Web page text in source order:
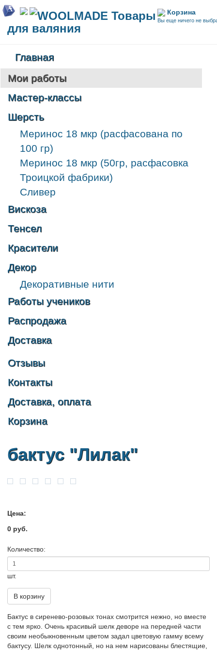
Корзина
Вы еще ничего не
WOOLMADE Товары
для валяния
Главная
Мои работы
Мастер-классы
Шерсть
Меринос 18 мкр (расфасована по
100 гр)
Меринос 18 мкр (50гр, расфасовка
Троицкой фабрики)
Сливер
Вискоза
Тенсел
Красители
Декор
Декоративные нити
Работы учеников
Распродажа
Доставка
Отзывы
Контакты
Доставка, оплата
Корзина
бактус "Лилак"
Цена:
0 руб.
Количество:
шт.
В корзину
Бактус в сиренево-розовых тонах смотрится нежно, но вместе
с тем ярко. Очень красивый шелк деворе на передней части
своим необыкновенным цветом задал цветовую гамму всему
бактусу. Шелк однотонный, но на нем нарисованы блестящие,